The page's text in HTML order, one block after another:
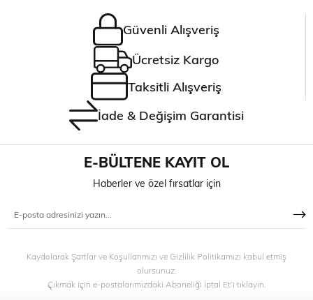
Güvenli Alışveriş
Ücretsiz Kargo
Taksitli Alışveriş
İade & Değişim Garantisi
E-BÜLTENE KAYIT OL
Haberler ve özel fırsatlar için
Kaydolarak Şartlar ve Koşullarımızı ve Gizlilik Politikamızı kabul etmiş
olursunuz.
Çıkmak için e-postalarımızdaki Aboneliği İptal Et’i tıklayın.